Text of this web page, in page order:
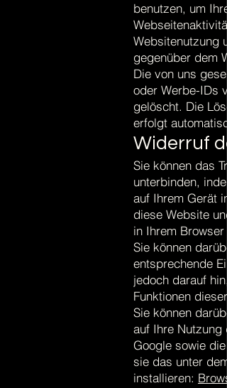
benutzen, um
Websitenutzung
gegenüber dem
Die von uns
oder Werbe-IDs
gelöscht. Die
erfolgt
Widerruf
Sie können das
unterbinden,
auf Ihrem Gerät
diese Website
in Ihrem Browser
Sie können
entsprechende
jedoch darauf
Funktionen
Sie können
auf Ihre Nutzung
Google sowie
sie das unter
installieren: